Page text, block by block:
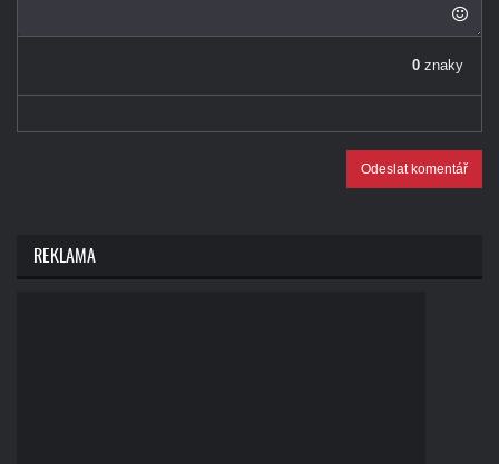
0 znaky
Odeslat komentář
REKLAMA